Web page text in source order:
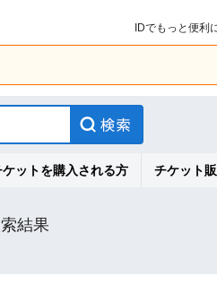
IDでもっと便利
ケットを購入される方 チケット
結果